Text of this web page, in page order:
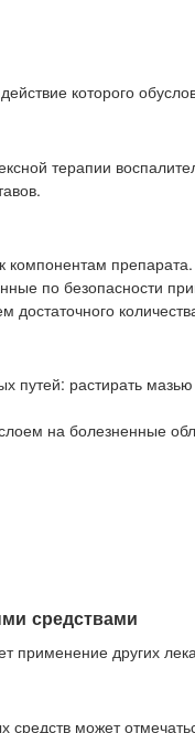
которого
терапии
компонентам препарата.
по безопасности
достаточного
путей: растирать
на болезненные
средствами
применение других
средств может